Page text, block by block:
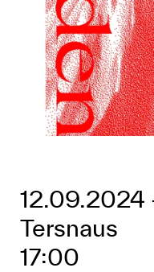
12.09.2024
Tersnaus
17:00